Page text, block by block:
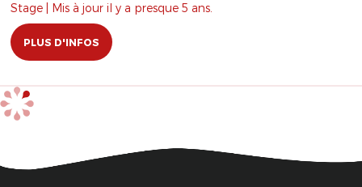
Stage | Mis à jour il y a presque 5 ans.
PLUS D'INFOS